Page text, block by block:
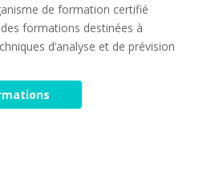
de formation certifié
formations destinées à
d’analyse et de prévision